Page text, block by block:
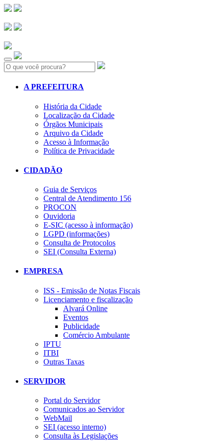
Search:
A PREFEITURA
História da Cidade
Localização da Cidade
Órgãos Municipais
Arquivo da Cidade
Acesso à Informação
Política de Privacidade
CIDADÃO
Guia de Serviços
Central de Atendimento 156
PROCON
Ouvidoria
E-SIC (acesso à informação)
LGPD (informações)
Consulta de Protocolos
SEI (Consulta Externa)
EMPRESA
ISS - Emissão de Notas Fiscais
Licenciamento e fiscalização
Alvará Online
Eventos
Publicidade
Comércio Ambulante
IPTU
ITBI
Outras Taxas
SERVIDOR
Portal do Servidor
Comunicados ao Servidor
WebMail
SEI (acesso interno)
Consulta às Legislações